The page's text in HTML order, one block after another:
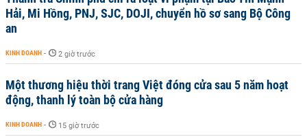
Hải, Mi Hồng, PNJ, SJC, DOJI, chuyển hồ sơ sang Bộ Công
an
KINH DOANH - 2 giờ trước
Một thương hiệu thời trang Việt đóng cửa sau 5 năm hoạt
động, thanh lý toàn bộ cửa hàng
KINH DOANH - 15 giờ trước